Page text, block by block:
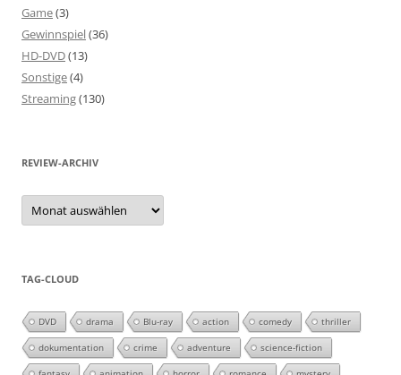
Game(3)
Gewinnspiel(36)
HD-DVD(13)
Sonstige(4)
Streaming(130)
REVIEW-ARCHIV
Review-
Archiv
TAG-CLOUD
DVD drama Blu-ray action comedy thriller
dokumentation crime adventure science-fiction